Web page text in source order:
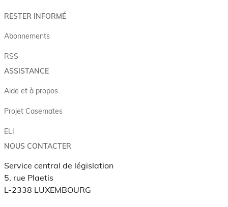
RESTER INFORMÉ
Abonnements
RSS
ASSISTANCE
Aide et à propos
Projet Casemates
ELI
NOUS CONTACTER
Service central de législation
5, rue Plaetis
L-2338 LUXEMBOURG